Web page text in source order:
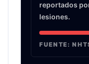
reportados
lesiones.
FUENTE: